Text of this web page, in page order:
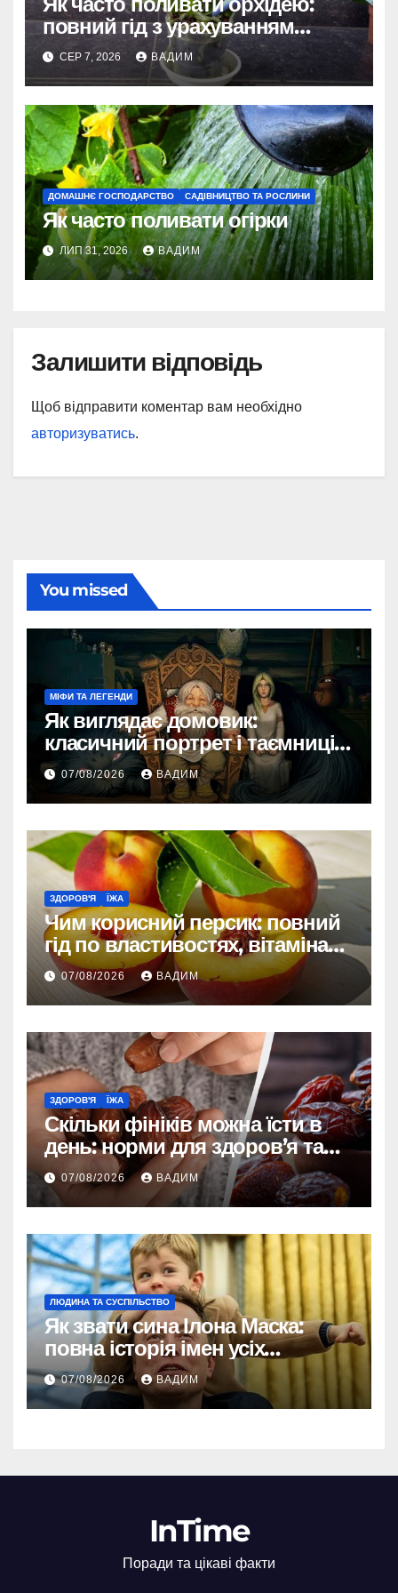
повний гід з урахуванням
сезону та виду
СЕР 7, 2026 ВАДИМ
ДОМАШНЄ ГОСПОДАРСТВО САДІВНИЦТВО ТА РОСЛИНИ
Як часто поливати огірки
ЛИП 31, 2026 ВАДИМ
Залишити відповідь
Щоб відправити коментар вам необхідно
авторизуватись.
You missed
МІФИ ТА ЛЕГЕНДИ
Як виглядає домовик:
класичний портрет і таємниці
зовнішності
07/08/2026 ВАДИМ
ЗДОРОВ'Я ЇЖА
Чим корисний персик: повний
гід по властивостях, вітамінах і
впливі на організм
07/08/2026 ВАДИМ
ЗДОРОВ'Я ЇЖА
Скільки фініків можна їсти в
день: норми для здоров’я та
енергії
07/08/2026 ВАДИМ
ЛЮДИНА ТА СУСПІЛЬСТВО
Як звати сина Ілона Маска:
повна історія імен усіх
хлопчиків мільярдера
07/08/2026 ВАДИМ
InTime
Поради та цікаві факти